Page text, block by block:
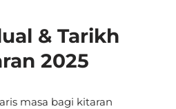
& Tarikh
2025
masa bagi kitaran